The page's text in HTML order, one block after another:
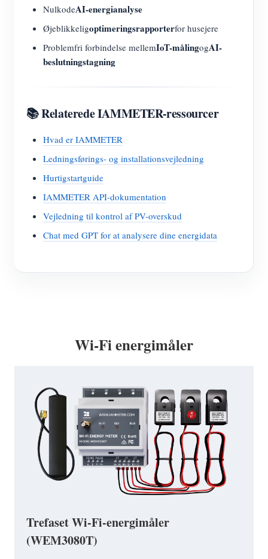
NulkodeAI-energianalyse
Øjeblikkeligoptimeringsrapporterfor husejere
Problemfri forbindelse mellemIoT-målingogAI-
beslutningstagning
📚 Relaterede IAMMETER-ressourcer
Hvad er IAMMETER
Ledningsførings- og installationsvejledning
Hurtigstartguide
IAMMETER API-dokumentation
Vejledning til kontrol af PV-overskud
Chat med GPT for at analysere dine energidata
Wi-Fi energimåler
Trefaset Wi-Fi-energimåler
(WEM3080T)